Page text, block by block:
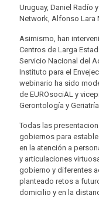
Uruguay, Daniel Radío
Network, Alfonso Lara
Asimismo, han
Centros de Larga
Servicio Nacional del
Instituto para el
webinario ha sido
de EUROsociAL y
Gerontología y
Todas las
gobiernos para
en la atención a
y articulaciones
gobierno y diferentes
planteado retos a
domicilio y en la